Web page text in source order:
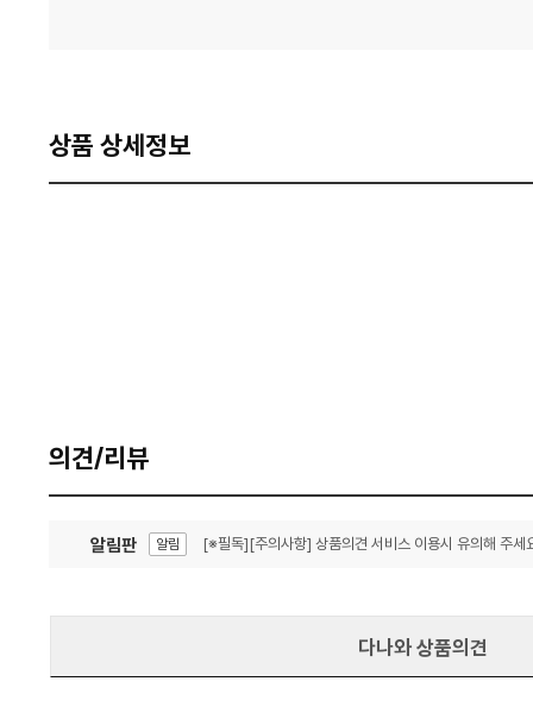
상품 상세정보
의견/리뷰
알림판 알림 [※필독][주의사항] 상품의견 서비스 이용시 유의해 주세
다나와 상품의견